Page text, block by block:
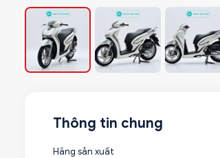
Thông tin chung
Hãng sản xuất